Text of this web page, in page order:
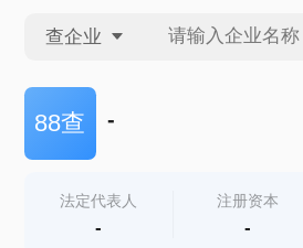
查企业
查企业
查产地
88查 -
法定代表人
-
注册资本
-